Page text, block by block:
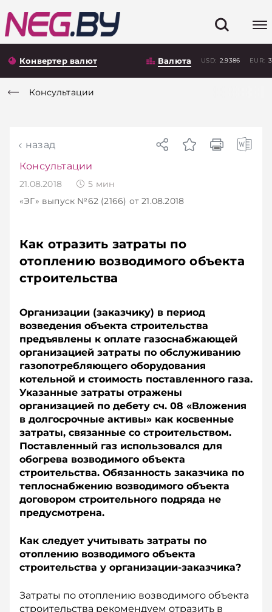
Конвертер валют Валюта USD: 2.9386 EUR:
Консультации
назад
Консультации
21.08.2018 5 мин
«ЭГ» выпуск №62 (2166) от 21.08.2018
Как отразить затраты по
отоплению возводимого объекта
строительства
Организации (заказчику) в период
возведения объекта строительства
предъявлены к оплате газоснабжающей
организацией затраты по обслуживанию
газопотребляющего оборудования
котельной и стоимость поставленного газа.
Указанные затраты отражены
организацией по дебету сч. 08 «Вложения
в долгосрочные активы» как косвенные
затраты, связанные со строительством.
Поставленный газ использовался для
обогрева возводимого объекта
строительства. Обязанность заказчика по
теплоснабжению возводимого объекта
договором строительного подряда не
предусмотрена.
Как следует учитывать затраты по
отоплению возводимого объекта
строительства у организации-заказчика?
Затраты по отоплению возводимого объекта
строительства рекомендуем отразить в